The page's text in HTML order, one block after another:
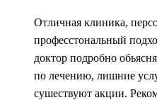
Отличная клиника,
професстональный
доктор подробно
по лечению, лишние
сушествуют акции.